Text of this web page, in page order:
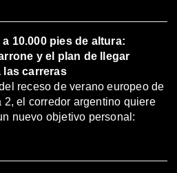
10.000 pies de altura:
y el plan de llegar
las carreras
receso de verano europeo de
2, el corredor argentino quiere
nuevo objetivo personal: